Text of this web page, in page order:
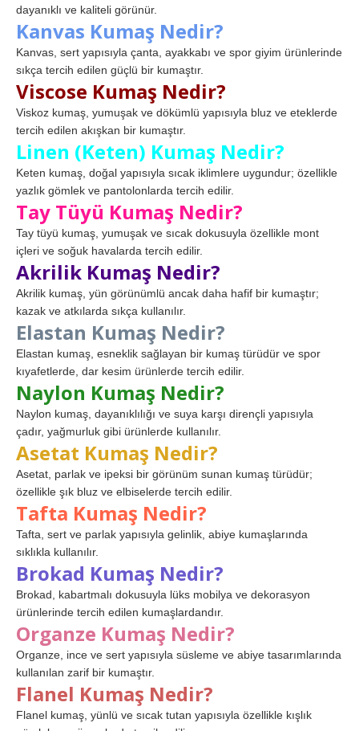
dayanıklı ve kaliteli görünür.
Kanvas Kumaş Nedir?
Kanvas, sert yapısıyla çanta, ayakkabı ve spor giyim ürünlerinde
sıkça tercih edilen güçlü bir kumaştır.
Viscose Kumaş Nedir?
Viskoz kumaş, yumuşak ve dökümlü yapısıyla bluz ve eteklerde
tercih edilen akışkan bir kumaştır.
Linen (Keten) Kumaş Nedir?
Keten kumaş, doğal yapısıyla sıcak iklimlere uygundur; özellikle
yazlık gömlek ve pantolonlarda tercih edilir.
Tay Tüyü Kumaş Nedir?
Tay tüyü kumaş, yumuşak ve sıcak dokusuyla özellikle mont
içleri ve soğuk havalarda tercih edilir.
Akrilik Kumaş Nedir?
Akrilik kumaş, yün görünümlü ancak daha hafif bir kumaştır;
kazak ve atkılarda sıkça kullanılır.
Elastan Kumaş Nedir?
Elastan kumaş, esneklik sağlayan bir kumaş türüdür ve spor
kıyafetlerde, dar kesim ürünlerde tercih edilir.
Naylon Kumaş Nedir?
Naylon kumaş, dayanıklılığı ve suya karşı dirençli yapısıyla
çadır, yağmurluk gibi ürünlerde kullanılır.
Asetat Kumaş Nedir?
Asetat, parlak ve ipeksi bir görünüm sunan kumaş türüdür;
özellikle şık bluz ve elbiselerde tercih edilir.
Tafta Kumaş Nedir?
Tafta, sert ve parlak yapısıyla gelinlik, abiye kumaşlarında
sıklıkla kullanılır.
Brokad Kumaş Nedir?
Brokad, kabartmalı dokusuyla lüks mobilya ve dekorasyon
ürünlerinde tercih edilen kumaşlardandır.
Organze Kumaş Nedir?
Organze, ince ve sert yapısıyla süsleme ve abiye tasarımlarında
kullanılan zarif bir kumaştır.
Flanel Kumaş Nedir?
Flanel kumaş, yünlü ve sıcak tutan yapısıyla özellikle kışlık